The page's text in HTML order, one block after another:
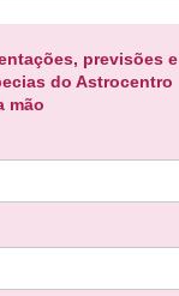
previsões e
do Astrocentro
mão